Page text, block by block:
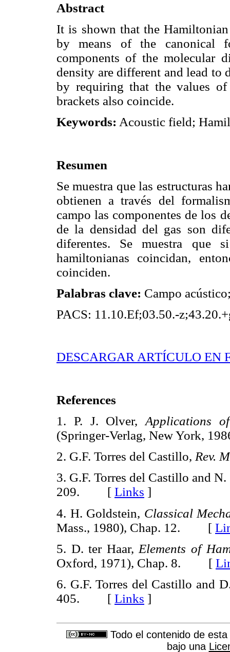
Abstract
It is shown that the
by means of the canonical
components of the molecular
density are different and lead to
by requiring that the values
brackets also coincide.
Keywords: Acoustic field;
Resumen
Se muestra que las estructuras
obtienen a través del
campo las componentes de los
de la densidad del gas son
diferentes. Se muestra que
hamiltonianas coincidan,
coinciden.
Palabras clave: Campo
PACS: 11.10.Ef;03.50.-
DESCARGAR ARTÍCULO EN
References
1. P. J. Olver,Applications of
(Springer-Verlag, New York,
2. G.F. Torres del Castillo, Rev.
3. G.F. Torres del Castillo and
209. [ Links ]
4. H. Goldstein, Classical
Mass., 1980), Chap. 12. [
5. D. ter Haar, Elements of
Oxford, 1971), Chap. 8. [
6. G.F. Torres del Castillo and
405. [ Links ]
Todo el contenido de
bajo una